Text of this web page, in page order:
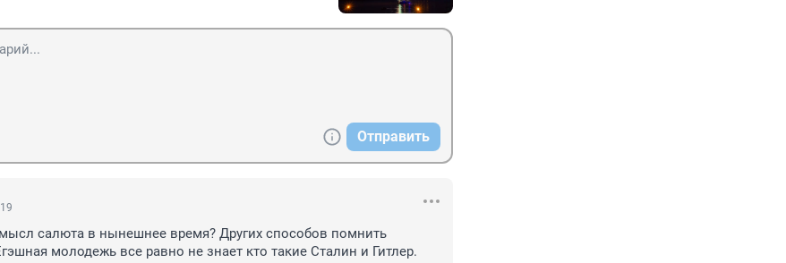
Отправить
салюта в нынешнее время? Других способов помнить
молодежь все равно не знает кто такие Сталин и Гитлер.